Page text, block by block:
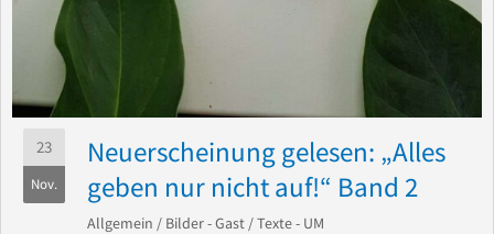
23
Nov.
Neuerscheinung gelesen: „Alles
geben nur nicht auf!“ Band 2
Allgemein / Bilder - Gast /Texte - UM